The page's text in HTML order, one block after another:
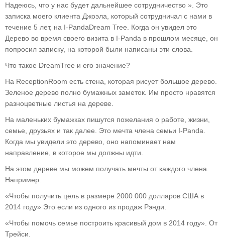
Надеюсь, что у нас будет дальнейшее сотрудничество ». Это
записка моего клиента Джоэла, который сотрудничал с нами в
течение 5 лет, на I-PandaDream Tree. Когда он увидел это
Дерево во время своего визита в I-Panda в прошлом месяце, он
попросил записку, на которой были написаны эти слова.
Что такое DreamTree и его значение?
На ReceptionRoom есть стена, которая рисует большое дерево.
Зеленое дерево полно бумажных заметок. Им просто нравятся
разноцветные листья на дереве.
На маленьких бумажках пишутся пожелания о работе, жизни,
семье, друзьях и так далее. Это мечта члена семьи I-Panda.
Когда мы увидели это дерево, оно напоминает нам
направление, в которое мы должны идти.
На этом дереве мы можем получать мечты от каждого члена.
Например:
«Чтобы получить цель в размере 2000 000 долларов США в
2014 году» Это если из одного из продаж Рэнди.
«Чтобы помочь семье построить красивый дом в 2014 году». От
Трейси.